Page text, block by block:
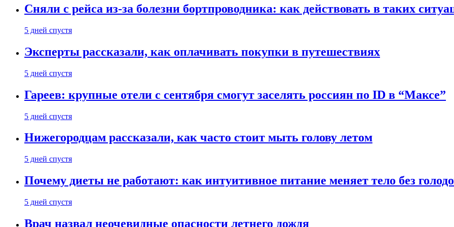
Сняли с рейса из-за болезни бортпроводника: как действовать в таких
5 дней спустя
Эксперты рассказали, как оплачивать покупки в путешествиях
5 дней спустя
Гареев: крупные отели с сентября смогут заселять россиян по ID в “Максе”
5 дней спустя
Нижегородцам рассказали, как часто стоит мыть голову летом
5 дней спустя
Почему диеты не работают: как интуитивное питание меняет тело без
5 дней спустя
Врач назвал неочевидные опасности летнего дождя